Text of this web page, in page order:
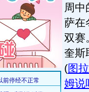
周中
萨在
双赛
奎斯
(图
姆说